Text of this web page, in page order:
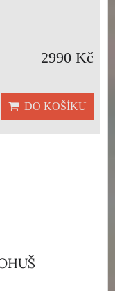
2990 Kč
DO KOŠÍKU